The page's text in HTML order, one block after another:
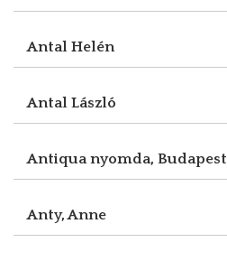
Antal Helén
Antal László
Antiqua nyomda, Budapest
Anty, Anne